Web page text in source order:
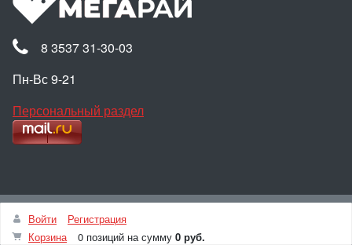
8 3537 31-30-03
Пн-Вс 9-21
Персональный раздел
© Интернет-магазин МЕГАРАЙ, 2025
Войти
Регистрация
Корзина
0 позиций на сумму 0 руб.